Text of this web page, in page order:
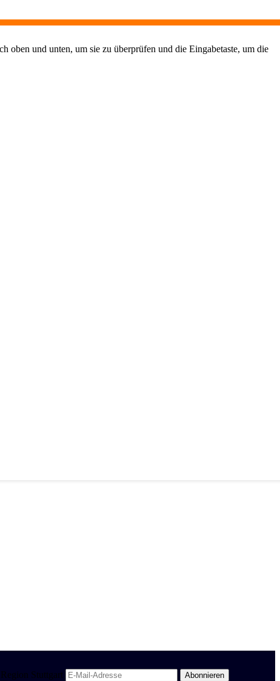
oben und unten, um sie zu überprüfen und die Eingabetaste, um die
Region Stuttgart